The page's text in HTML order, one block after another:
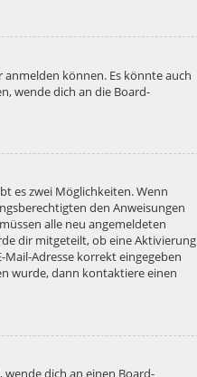
können. Es könnte auch
wende dich an die Board-
es zwei Möglichkeiten. Wenn
den Anweisungen
alle neu angemeldeten
dir mitgeteilt, ob eine Aktivierung
Adresse korrekt eingegeben
wurde, dann kontaktiere einen
dich an einen Board-